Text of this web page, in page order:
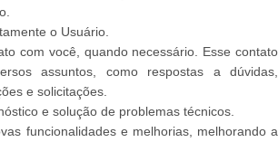
o Usuário.
com você, quando necessário. Esse contato
assuntos, como respostas a dúvidas,
e solicitações.
e solução de problemas técnicos.
funcionalidades e melhorias, melhorando a